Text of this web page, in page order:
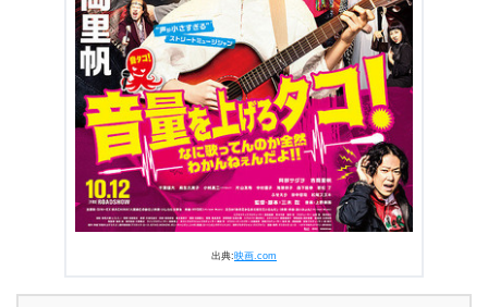
アーティスト陣
『音量を上げろタコ!なに歌ってんのか全然わかんねぇん
だよ!!』まとめ
出典:映画.com